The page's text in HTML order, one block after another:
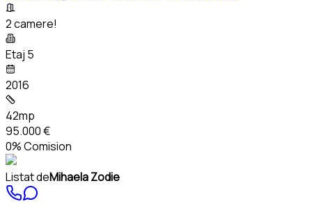
2 camere!
Etaj 5
2016
42mp
95.000 €
0% Comision
Listat deMihaela Zodie